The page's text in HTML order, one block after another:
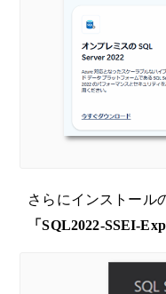
さらにインストール
「SQL2022-SSEI-